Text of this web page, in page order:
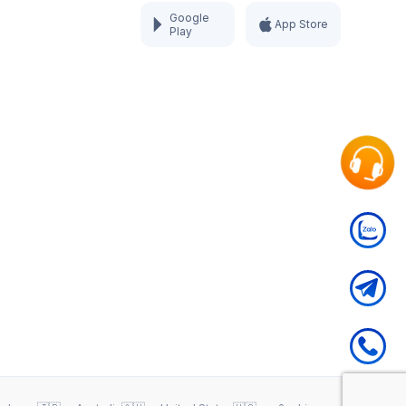
Google
Play
App Store